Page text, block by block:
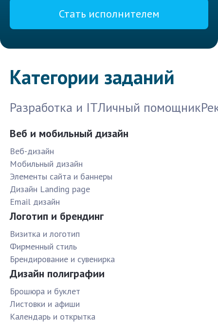
Стать исполнителем
Категории заданий
Разработка и ITЛичный помощник
Веб и мобильный дизайн
Веб-дизайн
Мобильный дизайн
Элементы сайта и баннеры
Дизайн Landing page
Email дизайн
Логотип и брендинг
Визитка и логотип
Фирменный стиль
Брендирование и сувенирка
Дизайн полиграфии
Брошюра и буклет
Листовки и афиши
Календарь и открытка